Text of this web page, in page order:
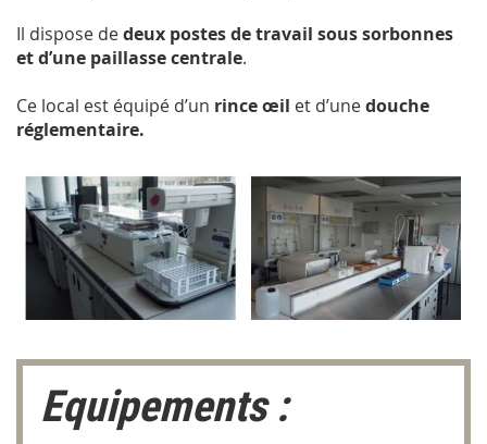
Il dispose dedeux postes de travail sous sorbonnes
et d’une paillasse centrale.
Ce local est équipé d’un rince œil et d’unedouche
réglementaire.
Equipements :